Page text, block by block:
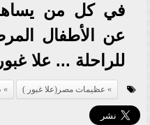
في كل من
عن الأطفال
للراحلة ... علا
عظيمات مصر(علا غبور )